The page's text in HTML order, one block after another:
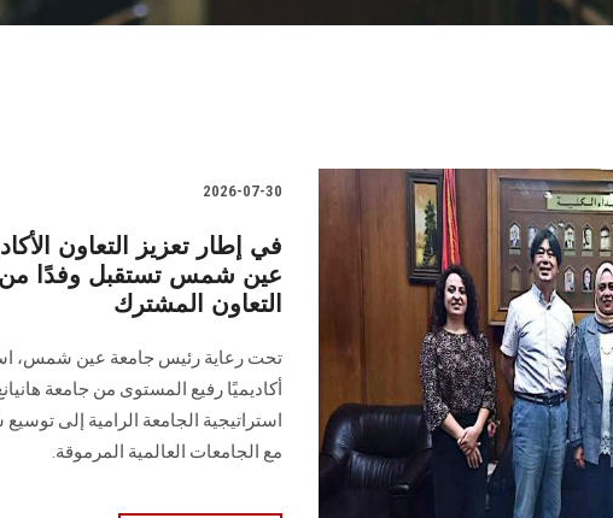
2026-07-30
في إطار تعزيز التعاون
عين شمس تستقبل وفدًا من
التعاون المشترك
تحت رعاية رئيس جامعة عين شمس،
أكاديميًا رفيع المستوى من جامعة
استراتيجية الجامعة الرامية إلى توسيع
مع الجامعات العالمية المرموقة.